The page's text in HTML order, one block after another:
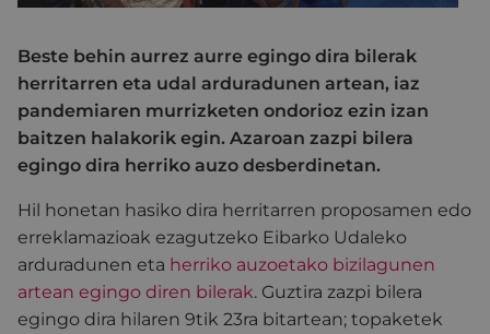
Beste behin aurrez aurre egingo dira bilerak
herritarren eta udal arduradunen artean, iaz
pandemiaren murrizketen ondorioz ezin izan
baitzen halakorik egin. Azaroan zazpi bilera
egingo dira herriko auzo desberdinetan.
Hil honetan hasiko dira herritarren proposamen edo
erreklamazioak ezagutzeko Eibarko Udaleko
arduradunen eta herriko auzoetako bizilagunen
artean egingo diren bilerak. Guztira zazpi bilera
egingo dira hilaren 9tik 23ra bitartean; topaketek